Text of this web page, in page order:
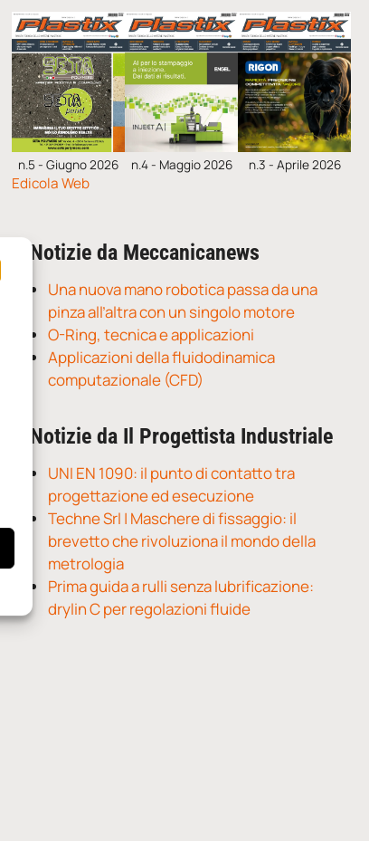
n.5 - Giugno 2026 n.4 - Maggio 2026 n.3 - Aprile 2026
Edicola Web
Notizie da Meccanicanews
Una nuova mano robotica passa da una
pinza all’altra con un singolo motore
O-Ring, tecnica e applicazioni
Applicazioni della fluidodinamica
computazionale (CFD)
Notizie da Il Progettista Industriale
UNI EN 1090: il punto di contatto tra
progettazione ed esecuzione
Techne Srl | Maschere di fissaggio: il
brevetto che rivoluziona il mondo della
metrologia
Prima guida a rulli senza lubrificazione:
drylin C per regolazioni fluide